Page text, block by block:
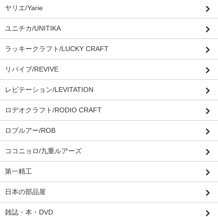
ヤリエ/Yarie
ユニチカ/UNITIKA
ラッキークラフト/LUCKY CRAFT
リバイブ/REVIVE
レビテーション/LEVITATION
ロデオクラフト/RODIO CRAFT
ロブルアー/ROB
ココニョロ/九重ルアーズ
第一精工
日本の部品屋
雑誌・本・DVD